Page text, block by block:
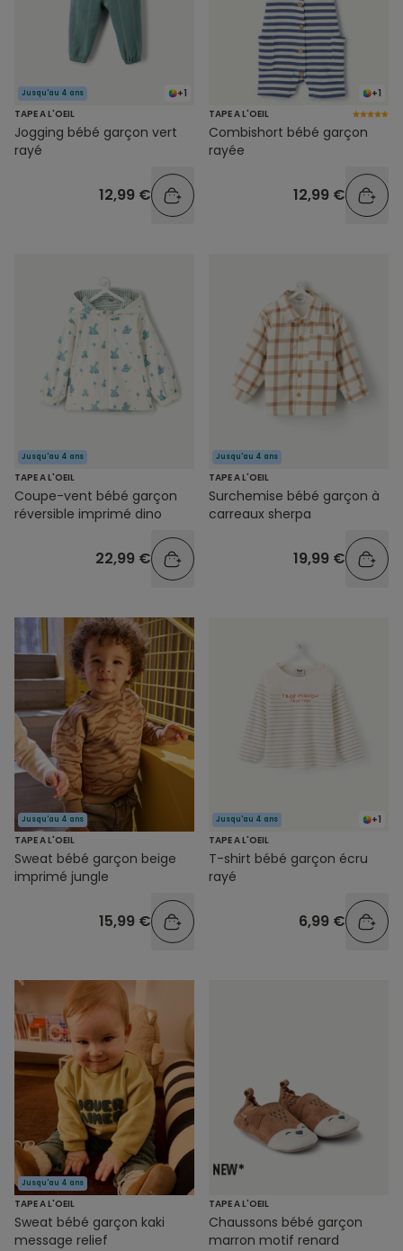
+1
Jusqu'au 4 ans
TAPE A L'OEIL
Jogging bébé garçon vert
rayé
12,99 €
+1
TAPE A L'OEIL
Combishort bébé garçon
rayée
12,99 €
Jusqu'au 4 ans
TAPE A L'OEIL
Coupe-vent bébé garçon
réversible imprimé dino
22,99 €
Jusqu'au 4 ans
TAPE A L'OEIL
Surchemise bébé garçon à
carreaux sherpa
19,99 €
Jusqu'au 4 ans
TAPE A L'OEIL
Sweat bébé garçon beige
imprimé jungle
15,99 €
+1
Jusqu'au 4 ans
TAPE A L'OEIL
T-shirt bébé garçon écru
rayé
6,99 €
Jusqu'au 4 ans
TAPE A L'OEIL
Sweat bébé garçon kaki
message relief
TAPE A L'OEIL
Chaussons bébé garçon
marron motif renard